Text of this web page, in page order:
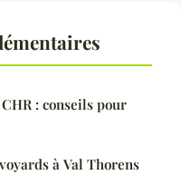
: conseils pour
à Val Thorens